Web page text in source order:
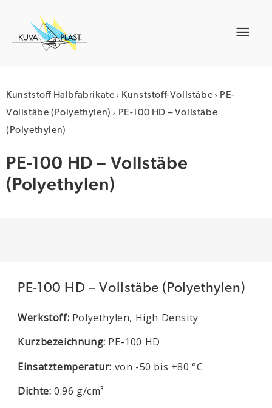
springen
Kunststoff Halbfabrikate › Kunststoff-Vollstäbe › PE-
Vollstäbe (Polyethylen) › PE-100 HD – Vollstäbe
(Polyethylen)
PE-100 HD – Vollstäbe
(Polyethylen)
PE-100 HD – Vollstäbe (Polyethylen)
Werkstoff: Polyethylen, High Density
Kurzbezeichnung: PE-100 HD
Einsatztemperatur: von -50 bis +80 °C
Dichte: 0.96 g/cm³